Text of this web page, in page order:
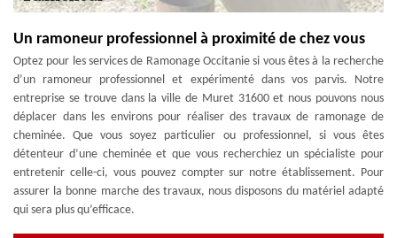
Un ramoneur professionnel à proximité de chez vous
Optez pour les services de Ramonage Occitanie si vous êtes à la recherche
d’un ramoneur professionnel et expérimenté dans vos parvis. Notre
entreprise se trouve dans la ville de Muret 31600 et nous pouvons nous
déplacer dans les environs pour réaliser des travaux de ramonage de
cheminée. Que vous soyez particulier ou professionnel, si vous êtes
détenteur d’une cheminée et que vous recherchiez un spécialiste pour
entretenir celle-ci, vous pouvez compter sur notre établissement. Pour
assurer la bonne marche des travaux, nous disposons du matériel adapté
qui sera plus qu’efficace.